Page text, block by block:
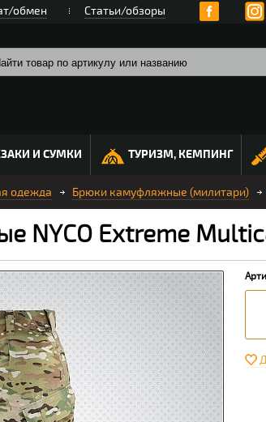
обмен Статьи/обзоры
И СУМКИ ТУРИЗМ, КЕМПИНГ
одежда Брюки камуфляжные (милитари)
NYCO Extreme